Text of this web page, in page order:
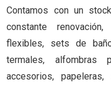
Contamos con un
constante
flexibles, sets de
termales, alfombras
accesorios,